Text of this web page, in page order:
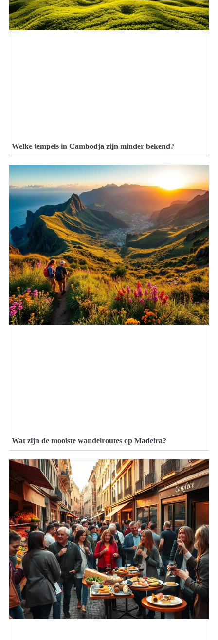
Welke tempels in Cambodja zijn minder bekend?
Wat zijn de mooiste wandelroutes op Madeira?